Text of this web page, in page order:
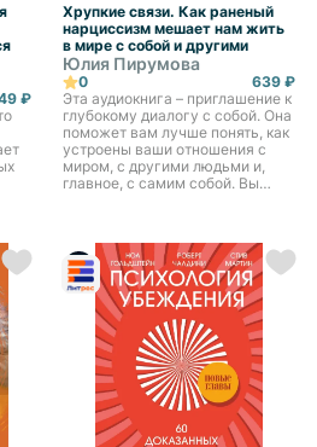
₽
Хрупкие связи. Как раненый
нарциссизм мешает нам жить
в мире с собой и другими
Юлия Пирумова
0
639 ₽
Эта аудиокнига – приглашение к
глубокому диалогу с собой. Она
поможет вам лучше понять, как
устроены ваши отношения с
миром, с другими людьми и,
главное, с самим собой. Вы